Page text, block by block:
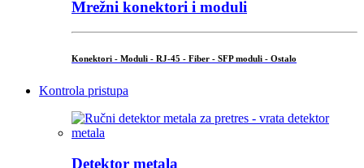
Mrežni konektori i moduli
Konektori - Moduli - RJ-45 - Fiber - SFP moduli - Ostalo
Kontrola pristupa
Detektor metala